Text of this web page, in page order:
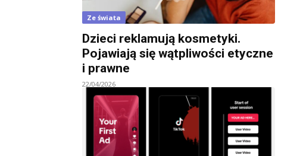
Ze świata
Dzieci reklamują kosmetyki.
Pojawiają się wątpliwości etyczne
i prawne
22/04/2026